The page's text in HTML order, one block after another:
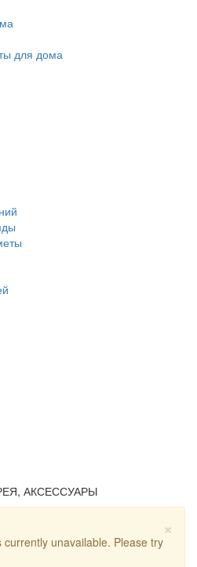
для дома
АКСЕССУАРЫ
×
unavailable. Please try